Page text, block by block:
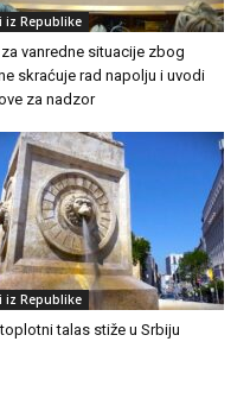
iz Republike
vanredne situacije zbog
skraćuje rad napolju i uvodi
za nadzor
iz Republike
talas stiže u Srbiju